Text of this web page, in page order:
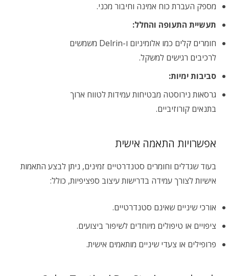
מספק העברת כוח אמינה וחיבור מכני.
תעשיית התעופה והחלל:
חומרים קלים כמו אלומיניום ו-Delrin משמשים
לרכיבים רגישים למשקל.
סביבות ימיות:
גרסאות נירוסטה מבטיחות עמידות לטווח ארוך
בתנאים קורוזיביים.
אפשרויות התאמה אישית
בעוד שגדלים וחומרים סטנדרטיים זמינים, ניתן לבצע התאמות
אישיות לצורך עמידה בדרישות עיצוב ספציפיות, כולל:
אורכי שיניים שאינם סטנדרטיים.
ציפויים או טיפולים מיוחדים לשיפור ביצועים.
פרופילים או צעדי שיניים מותאמים אישית.